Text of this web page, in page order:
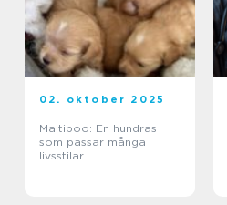
02. oktober 2025
Maltipoo: En hundras
som passar många
livsstilar